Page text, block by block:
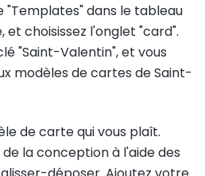
"Templates" dans le tableau
et choisissez l'onglet "card".
"Saint-Valentin", et vous
modèles de cartes de Saint-
de carte qui vous plaît.
la conception à l'aide des